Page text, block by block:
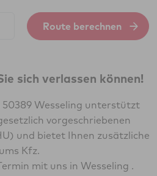
Route berechnen
sich verlassen können!
Wesseling unterstützt
vorgeschriebenen
und bietet Ihnen zusätzliche
Kfz.
mit uns in Wesseling .